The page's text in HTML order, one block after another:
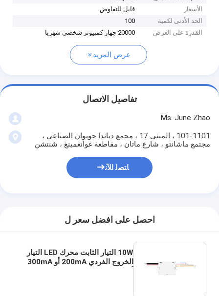
الأسعار
قابل للتفاوض
الحد الأدنى لكمية
100
القدرة على العرض
20000 جهاز كمبيوتر شخصى شهريا
عرض المزيد
تفاصيل الاتصال
Ms. June Zhao
101-1101 ، المبنى 17 ، مجمع دياندا جويوان الصناعي ،
مجتمع ماشانتو ، شارع ماتان ، مقاطعة غوانغمينغ ، شنتشن
ﺎﺘﺼﻟ ﺍﻶﻧ
احصل على افضل سعر ل
10W التيار الثابت محرك LED التيار
الخروج الفردي 200mA أو 300mA